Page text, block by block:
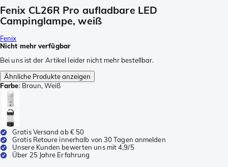
Fenix CL26R Pro aufladbare LED
Campinglampe, weiß
Fenix
Nicht mehr verfügbar
Bei uns ist der Artikel leider nicht mehr bestellbar.
Ähnliche Produkte anzeigen
Farbe: Braun, Weiß
Gratis Versand ab € 50
Gratis Retoure innerhalb von 30 Tagen anmelden
Unsere Kunden bewerten uns mit 4,9/5
Über 25 Jahre Erfahrung